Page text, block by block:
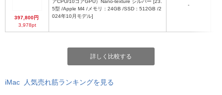
397,800円
3,978pt
5型 /Apple M4 /メモリ：24GB /SSD：512GB /2
024年10月モデル]
-
詳しく比較する
iMac 人気売れ筋ランキングを見る